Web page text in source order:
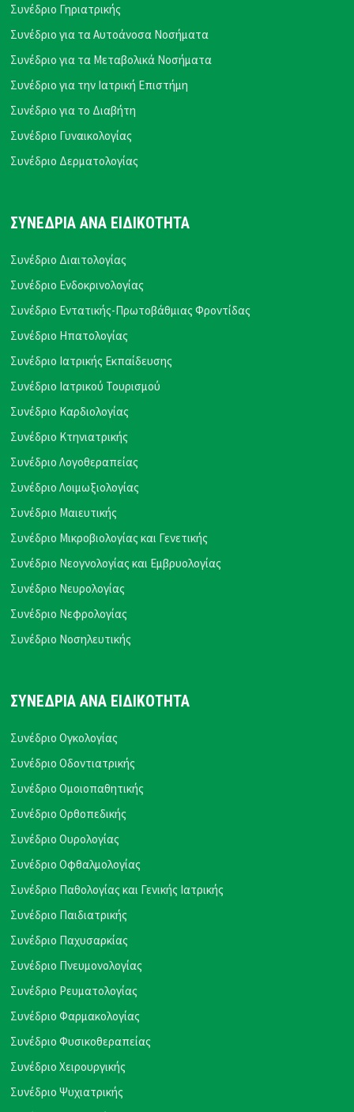
Συνέδριο Γηριατρικής
Συνέδριο για τα Αυτοάνοσα Νοσήματα
Συνέδριο για τα Μεταβολικά Νοσήματα
Συνέδριο για την Ιατρική Επιστήμη
Συνέδριο για το Διαβήτη
Συνέδριο Γυναικολογίας
Συνέδριο Δερματολογίας
ΣΥΝΕΔΡΙΑ ΑΝΑ ΕΙΔΙΚΟΤΗΤΑ
Συνέδριο Διαιτολογίας
Συνέδριο Ενδοκρινολογίας
Συνέδριο Εντατικής-Πρωτοβάθμιας Φροντίδας
Συνέδριο Ηπατολογίας
Συνέδριο Ιατρικής Εκπαίδευσης
Συνέδριο Ιατρικού Τουρισμού
Συνέδριο Καρδιολογίας
Συνέδριο Κτηνιατρικής
Συνέδριο Λογοθεραπείας
Συνέδριο Λοιμωξιολογίας
Συνέδριο Μαιευτικής
Συνέδριο Μικροβιολογίας και Γενετικής
Συνέδριο Νεογνολογίας και Εμβρυολογίας
Συνέδριο Νευρολογίας
Συνέδριο Νεφρολογίας
Συνέδριο Νοσηλευτικής
ΣΥΝΕΔΡΙΑ ΑΝΑ ΕΙΔΙΚΟΤΗΤΑ
Συνέδριο Ογκολογίας
Συνέδριο Οδοντιατρικής
Συνέδριο Ομοιοπαθητικής
Συνέδριο Ορθοπεδικής
Συνέδριο Ουρολογίας
Συνέδριο Οφθαλμολογίας
Συνέδριο Παθολογίας και Γενικής Ιατρικής
Συνέδριο Παιδιατρικής
Συνέδριο Παχυσαρκίας
Συνέδριο Πνευμονολογίας
Συνέδριο Ρευματολογίας
Συνέδριο Φαρμακολογίας
Συνέδριο Φυσικοθεραπείας
Συνέδριο Χειρουργικής
Συνέδριο Ψυχιατρικής